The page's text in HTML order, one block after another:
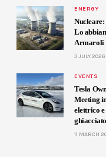
ENERGY
Lo
Armaroli
3 JULY 2026
EVENTS
Tesla
Meeting
elettrico e
ghiacciato
11 MARCH